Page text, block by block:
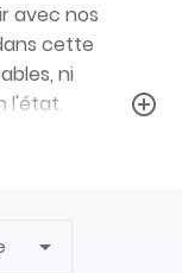
avec nos
cette
ni
l'état.
add_circle_outline
